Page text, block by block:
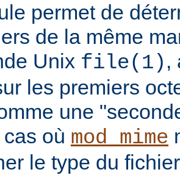
permet de
de la même
Unix file(1) ,
les premiers
une
où mod_mime
le type du